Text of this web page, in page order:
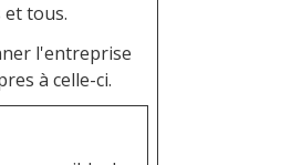
tous.
l'entreprise
à celle-ci.